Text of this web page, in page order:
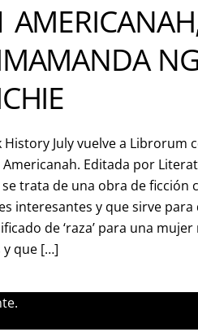
History July vuelve a Librorum
Americanah. Editada por
se trata de una obra de ficción
interesantes y que sirve para
de ‘raza’ para una
y que […]